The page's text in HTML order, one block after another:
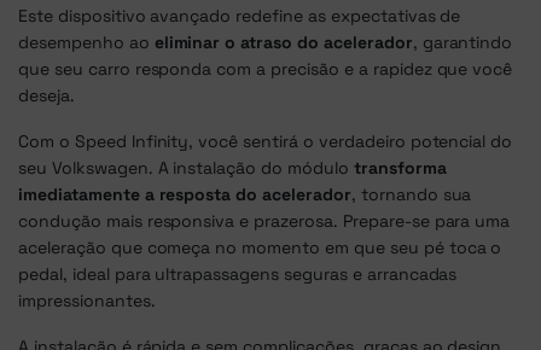
Este dispositivo avançado redefine as expectativas de
desempenho ao eliminar o atraso do acelerador, garantindo
que seu carro responda com a precisão e a rapidez que você
deseja.
Com o Speed Infinity, você sentirá o verdadeiro potencial do
seu Volkswagen. A instalação do módulo transforma
imediatamente a resposta do acelerador, tornando sua
condução mais responsiva e prazerosa. Prepare-se para uma
aceleração que começa no momento em que seu pé toca o
pedal, ideal para ultrapassagens seguras e arrancadas
impressionantes.